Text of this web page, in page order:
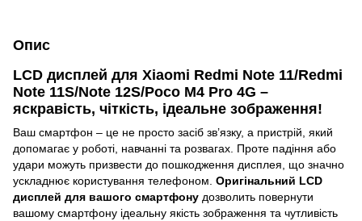
Опис
LCD дисплей для Xiaomi Redmi Note 11/Redmi
Note 11S/Note 12S/Poco M4 Pro 4G –
яскравість, чіткість, ідеальне зображення!
Ваш смартфон – це не просто засіб зв’язку, а пристрій, який
допомагає у роботі, навчанні та розвагах. Проте падіння або
удари можуть призвести до пошкодження дисплея, що значно
ускладнює користування телефоном. Оригінальний LCD
дисплей для вашого смартфону дозволить повернути
вашому смартфону ідеальну якість зображення та чутливість